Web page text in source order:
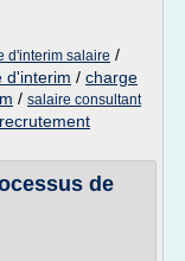
d'interim salaire /
d'interim / charge
/ salaire consultant
de